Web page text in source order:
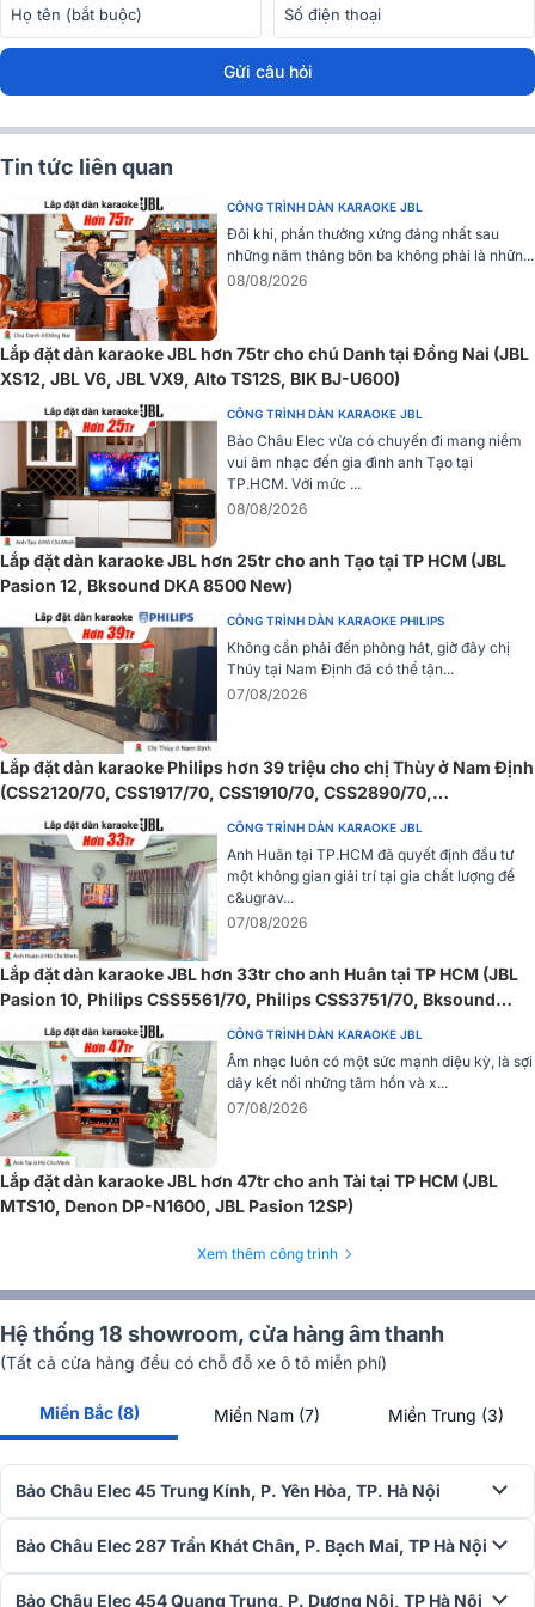
suất cao hoặc trong thời gian dài. Sở hữu mức độ nhạy âm (SPL)
97dB, cho phép tạo ra âm lượng lớn mà không cần tiêu tốn quá
Combo cục đẩy liền Vang + Micro không dây trong bộ dàn này!
2. Cục đẩy liền vang Bksound DP3600 New
Cục đẩy liền vang BKSound DP3600 New tích hợp chức năng
đẩy 2 kênhvà vang số thích hợp sử dụng hát karaoke, nghe nhạc,
xem phim cực hay, mới ra mắt năm 2023 nhưng đã thu hút sự quan
tâm là lựa chọn của nhiều tín đồ âm thanh.
Cục đẩy liền vang BKSound DP3600 New điều chỉnh hoàn toàn thủ
công với công suất 600WW/CH, 4 đường ra loa độc lập có thể kéo
được 2 cặp loa bass 25-30cm hoặc loa bass 30cm dễ dàng bổ
sung chất lượng âm thanh sống động, độ méo thấp, tỷ lệ S/N cao,
âm thanh hoàn hảo cho bộ dàn của bạn.
Sử dụng mạch khuếch đại Class D nên có thể hoạt động ở cường độ
cao trong thời gian dài mà vẫn giữ được chất lượng âm thanh ổn
định, ít tiêu hao điện năng và ít tỏa nhiệt, tiết kiệm điện năng tối đa.
=> Xem thêm: Cục đẩy liền vang BKSound DP3600 New
3. Loa sub điện BKSound SW512
SW512 là mẫu loa sub điện nổi tiếng của BKsound
amplyClass Dhoạt động hiệu quả, bền bỉ và ổn định suốt khoảng
thời gian dài.cho công suất RMS 250W và Peak lên tới 500W thích
hợp cho nhiều nhu cầu giải trí.
Với dải tần hoạt động rộng 28-150Hz, loa mang lại chất lượng âm
thanh trầm sâu cùng độ nhạy 90dB và
4 Ohms, dễ dàng
đại và chuyên nghiệp hơn.
=> Xem thêm:Loa sub điện BKSound SW512
4. Micro không dây BIK BJ-U100II
Gửi câu hỏi
Tin tức liên quan
CÔNG TRÌNH DÀN KARAOKE JBL
Đôi khi, phần thưởng xứng đáng nhất sau
những năm tháng bôn ba không phải là nhữn...
08/08/2026
Lắp đặt dàn karaoke JBL hơn 75tr cho chú Danh tại Đồng Nai (JBL
XS12, JBL V6, JBL VX9, Alto TS12S, BIK BJ-U600)
CÔNG TRÌNH DÀN KARAOKE JBL
Bảo Châu Elec vừa có chuyến đi mang niềm
vui âm nhạc đến gia đình anh Tạo tại
TP.HCM. Với mức ...
08/08/2026
Lắp đặt dàn karaoke JBL hơn 25tr cho anh Tạo tại TP HCM (JBL
Pasion 12, Bksound DKA 8500 New)
CÔNG TRÌNH DÀN KARAOKE PHILIPS
Không cần phải đến phòng hát, giờ đây chị
Thúy tại Nam Định đã có thể tận...
07/08/2026
Lắp đặt dàn karaoke Philips hơn 39 triệu cho chị Thùy ở Nam Định
(CSS2120/70, CSS1917/70, CSS1910/70, CSS2890/70,
CSS2110/70)
CÔNG TRÌNH DÀN KARAOKE JBL
Anh Huân tại TP.HCM đã quyết định đầu tư
một không gian giải trí tại gia chất lượng để
c&ugrav...
07/08/2026
Lắp đặt dàn karaoke JBL hơn 33tr cho anh Huân tại TP HCM (JBL
Pasion 10, Philips CSS5561/70, Philips CSS3751/70, Bksound
SW612 MKII...)
CÔNG TRÌNH DÀN KARAOKE JBL
Âm nhạc luôn có một sức mạnh diệu kỳ, là sợi
dây kết nối những tâm hồn và x...
07/08/2026
Lắp đặt dàn karaoke JBL hơn 47tr cho anh Tài tại TP HCM (JBL
MTS10, Denon DP-N1600, JBL Pasion 12SP)
Xem thêm công trình
Hệ thống 18 showroom, cửa hàng âm thanh
(Tất cả cửa hàng đều có chỗ đỗ xe ô tô miễn phí)
Miền Bắc (8) Miền Nam (7) Miền Trung (3)
Bảo Châu Elec 45 Trung Kính, P. Yên Hòa, TP. Hà Nội
Bảo Châu Elec 287 Trần Khát Chân, P. Bạch Mai, TP Hà Nội
Bảo Châu Elec 454 Quang Trung, P. Dương Nội, TP Hà Nội